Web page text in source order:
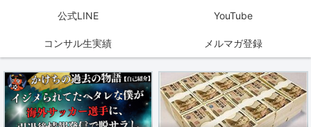
公式LINE YouTube
コンサル生実績 メルマガ登録